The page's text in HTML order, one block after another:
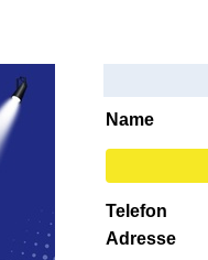
Name
Telefon
Adresse